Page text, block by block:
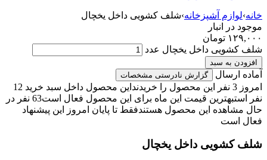
خانه›لوازم آشپزخانه›شلف کشویی داخل یخچال
موجود در انبار
۱۲۹,۰۰۰ تومان
شلف کشویی داخل یخچال عدد
افزودن به سبد
آماده ارسال گزارش نادرستی مشخصات
امروز 3 نفر این محصول را خریدند
این محصول داخل سبد خرید 12
نفر استبهترین قیمت این ماه برای این محصول فعال است
63 نفر در
حال مشاهده این محصول هستندفقط تا پایان امروز این پیشنهاد
فعال است
شلف کشویی داخل یخچال